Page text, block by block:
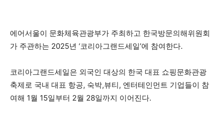
에어서울이 문화체육관광부가 주최하고 한국방문의해위원회
가 주관하는 2025년 ‘코리아그랜드세일’에 참여한다.
코리아그랜드세일은 외국인 대상의 한국 대표 쇼핑문화관광
축제로 국내 대표 항공, 숙박,뷰티, 엔터테인먼트 기업들이 참
여해 1월 15일부터 2월 28일까지 이어진다.